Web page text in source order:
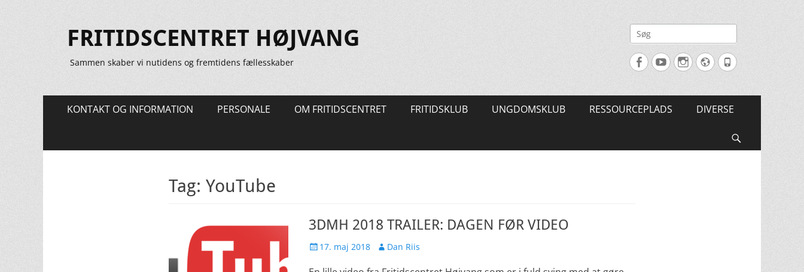
FRITIDSCENTRET HØJVANG
Sammen skaber vi nutidens og fremtidens fællesskaber
Søg
efter:
FacebookYouTubeInstagram
Website
Tlf.
Primær
KONTAKT OG INFORMATION PERSONALE OM FRITIDSCENTRET FRITIDSKLUB UNGDOMSKLUB RESSOURCEPLADS DIVERSE
Tag: YouTube
3DMH 2018 TRAILER: DAGEN FØR VIDEO
Udgivet
17. maj 2018 Forfatter
Dan Riis